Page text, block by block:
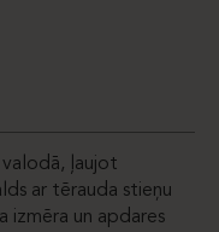
valodā, ļaujot
ar tērauda stieņu
izmēra un apdares